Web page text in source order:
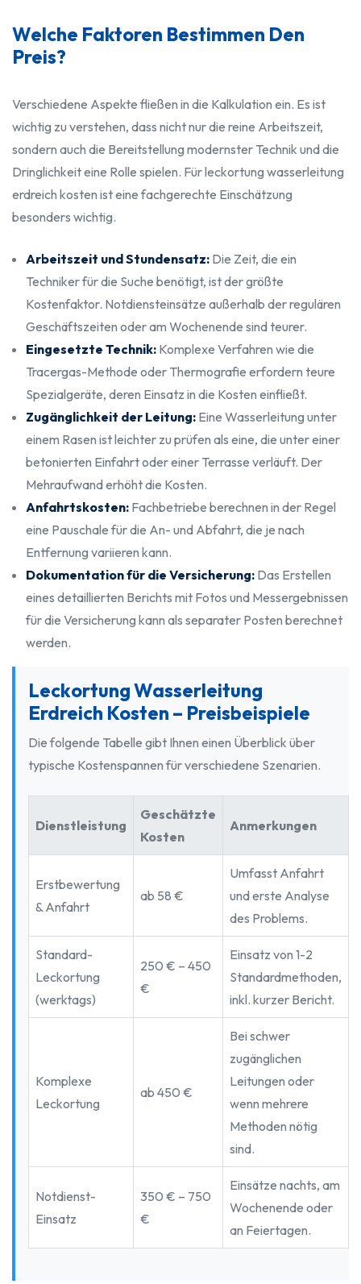
Welche Faktoren Bestimmen Den
Preis?
Verschiedene Aspekte fließen in die Kalkulation ein. Es ist
wichtig zu verstehen, dass nicht nur die reine Arbeitszeit,
sondern auch die Bereitstellung modernster Technik und die
Dringlichkeit eine Rolle spielen. Für leckortung wasserleitung
erdreich kosten ist eine fachgerechte Einschätzung
besonders wichtig.
Arbeitszeit und Stundensatz: Die Zeit, die ein
Techniker für die Suche benötigt, ist der größte
Kostenfaktor. Notdiensteinsätze außerhalb der regulären
Geschäftszeiten oder am Wochenende sind teurer.
Eingesetzte Technik: Komplexe Verfahren wie die
Tracergas-Methode oder Thermografie erfordern teure
Spezialgeräte, deren Einsatz in die Kosten einfließt.
Zugänglichkeit der Leitung: Eine Wasserleitung unter
einem Rasen ist leichter zu prüfen als eine, die unter einer
betonierten Einfahrt oder einer Terrasse verläuft. Der
Mehraufwand erhöht die Kosten.
Anfahrtskosten: Fachbetriebe berechnen in der Regel
eine Pauschale für die An- und Abfahrt, die je nach
Entfernung variieren kann.
Dokumentation für die Versicherung: Das Erstellen
eines detaillierten Berichts mit Fotos und Messergebnissen
für die Versicherung kann als separater Posten berechnet
werden.
Leckortung Wasserleitung
Erdreich Kosten – Preisbeispiele
Die folgende Tabelle gibt Ihnen einen Überblick über
typische Kostenspannen für verschiedene Szenarien.
Dienstleistung
Geschätzte
Kosten
Anmerkungen
Erstbewertung
& Anfahrt
ab 58 €
Umfasst Anfahrt
und erste Analyse
des Problems.
Standard-
Leckortung
(werktags)
250 € – 450
€
Einsatz von 1-2
Standardmethoden,
inkl. kurzer Bericht.
Komplexe
Leckortung
ab 450 €
Bei schwer
zugänglichen
Leitungen oder
wenn mehrere
Methoden nötig
sind.
Notdienst-
Einsatz
350 € – 750
€
Einsätze nachts, am
Wochenende oder
an Feiertagen.